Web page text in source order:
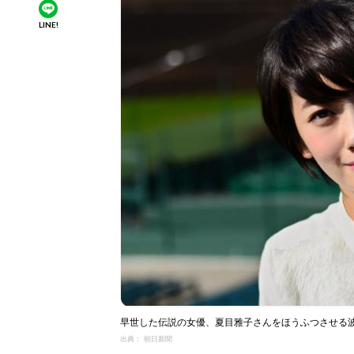
LINE!
早世した伝説の女優、夏目雅子さんをほうふつさせる
出典： 朝日新聞